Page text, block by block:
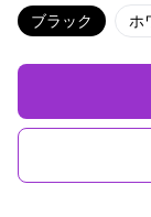
ブラック ホ